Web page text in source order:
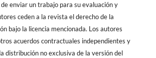
de enviar un trabajo para su evaluación y
ceden a la revista el derecho de la
bajo la licencia mencionada. Los autores
acuerdos contractuales independientes y
distribución no exclusiva de la versión del